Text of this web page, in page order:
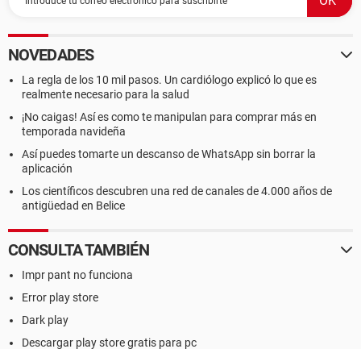
NOVEDADES
La regla de los 10 mil pasos. Un cardiólogo explicó lo que es
realmente necesario para la salud
¡No caigas! Así es como te manipulan para comprar más en
temporada navideña
Así puedes tomarte un descanso de WhatsApp sin borrar la
aplicación
Los científicos descubren una red de canales de 4.000 años de
antigüedad en Belice
CONSULTA TAMBIÉN
Impr pant no funciona
Error play store
Dark play
Descargar play store gratis para pc